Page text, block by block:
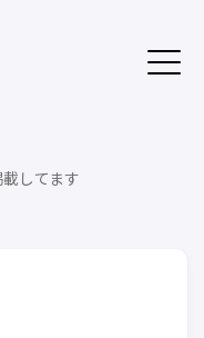
してます